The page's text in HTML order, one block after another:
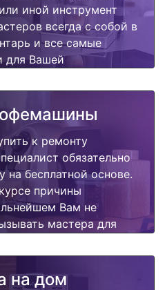
иной инструмент
всегда с собой в
и все самые
для Вашей
к ремонту
обязательно
на бесплатной основе.
причины
Вам не
мастера для
на дом